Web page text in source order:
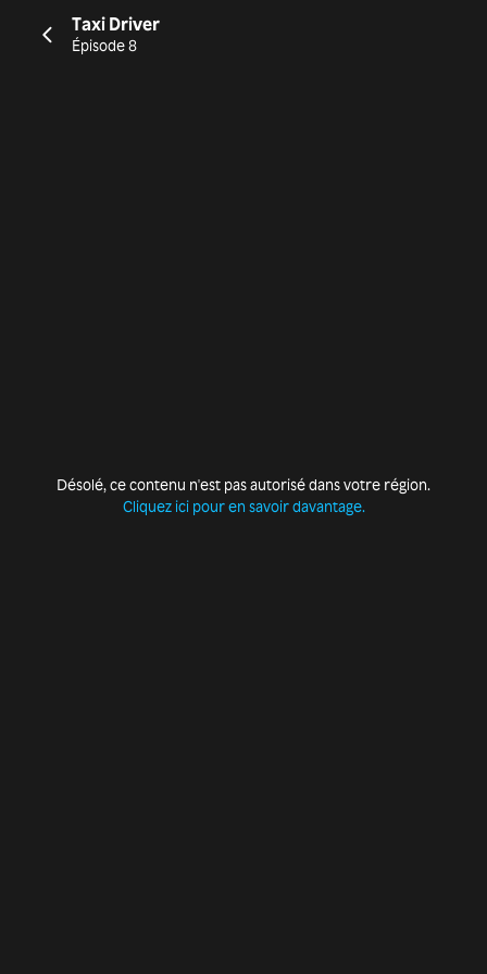
Taxi Driver
Épisode 8
Désolé, ce contenu n'est pas autorisé dans votre région.
Cliquez ici pour en savoir davantage.